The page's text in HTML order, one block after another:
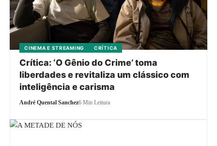
CINEMA E STREAMING CRÍTICA
Crítica: ‘O Gênio do Crime’ toma
liberdades e revitaliza um clássico com
inteligência e carisma
André Quental Sanchez6 Min Leitura